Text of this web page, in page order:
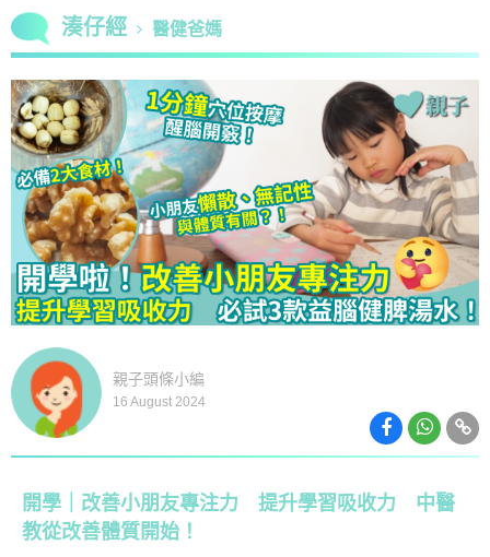
湊仔經 醫健爸媽
親子頭條小編
16 August 2024
開學｜改善小朋友專注力 提升學習吸收力 中醫
教從改善體質開始！